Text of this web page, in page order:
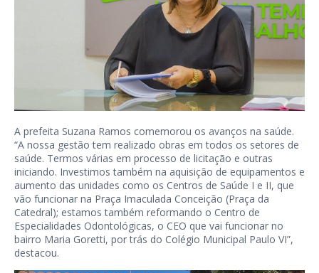
A prefeita Suzana Ramos comemorou os avanços na saúde.
“A nossa gestão tem realizado obras em todos os setores de
saúde. Termos várias em processo de licitação e outras
iniciando. Investimos também na aquisição de equipamentos e
aumento das unidades como os Centros de Saúde I e II, que
vão funcionar na Praça Imaculada Conceição (Praça da
Catedral); estamos também reformando o Centro de
Especialidades Odontológicas, o CEO que vai funcionar no
bairro Maria Goretti, por trás do Colégio Municipal Paulo VI”,
destacou.